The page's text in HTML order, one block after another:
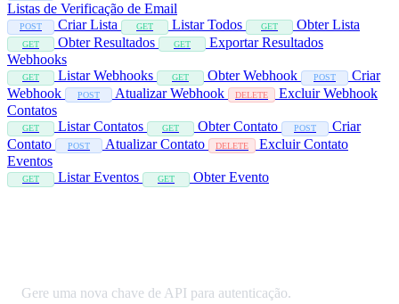
Listas de Verificação de Email
POST Criar Lista GET Listar Todos GET Obter Lista
GET Obter Resultados GET
Exportar Resultados
Webhooks
GET Listar Webhooks GET Obter Webhook POST
Criar
Webhook
POST Atualizar Webhook DELETE
Excluir Webhook
Contatos
GET Listar Contatos GET Obter Contato POST
Criar
Contato
POST Atualizar Contato DELETE
Excluir Contato
Eventos
GET Listar Eventos GET Obter Evento
Gere uma nova chave de API para autenticação.